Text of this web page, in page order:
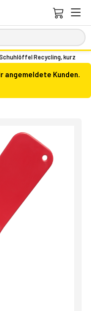
Recycling, kurz
angemeldete Kunden.